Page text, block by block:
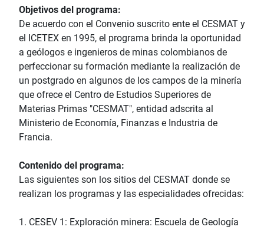
Objetivos del programa:
De acuerdo con el Convenio suscrito ente el CESMAT y
el ICETEX en 1995, el programa brinda la oportunidad
a geólogos e ingenieros de minas colombianos de
perfeccionar su formación mediante la realización de
un postgrado en algunos de los campos de la minería
que ofrece el Centro de Estudios Superiores de
Materias Primas "CESMAT", entidad adscrita al
Ministerio de Economía, Finanzas e Industria de
Francia.
Contenido del programa:
Las siguientes son los sitios del CESMAT donde se
realizan los programas y las especialidades ofrecidas:
1. CESEV 1: Exploración minera: Escuela de Geología